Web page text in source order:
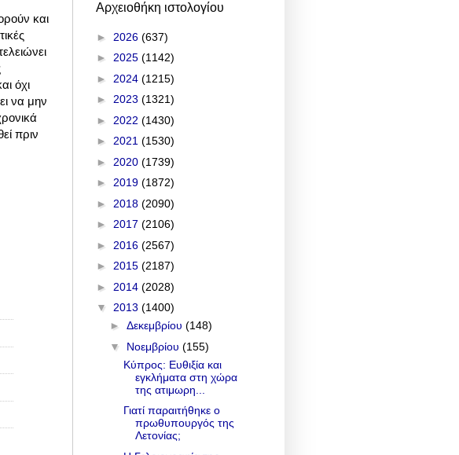
και
όχι
να μην
πριν
Αρχειοθήκη ιστολογίου
► 2026 (637)
► 2025 (1142)
► 2024 (1215)
► 2023 (1321)
► 2022 (1430)
► 2021 (1530)
► 2020 (1739)
► 2019 (1872)
► 2018 (2090)
► 2017 (2106)
► 2016 (2567)
► 2015 (2187)
► 2014 (2028)
▼ 2013 (1400)
► Δεκεμβρίου (148)
▼ Νοεμβρίου (155)
Κύπρος: Ευθιξία και
εγκλήματα στη χώρα
της ατιμωρη...
Γιατί παραιτήθηκε ο
πρωθυπουργός της
Λετονίας;